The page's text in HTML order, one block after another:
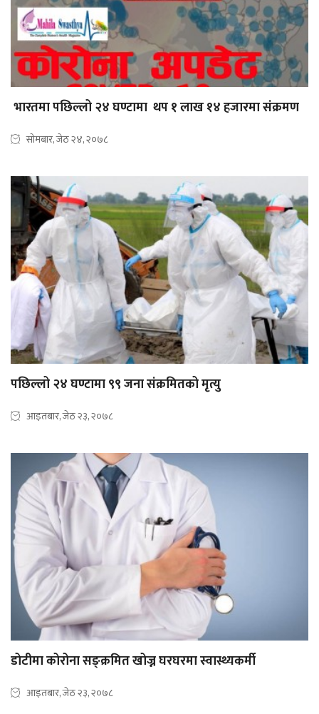
भारतमा पछिल्लो २४ घण्टामा थप १ लाख १४ हजारमा संक्रमण
सोमबार, जेठ २४, २०७८
पछिल्लो २४ घण्टामा ९९ जना संक्रमितको मृत्यु
आइतबार, जेठ २३, २०७८
डोटीमा कोरोना सङ्क्रमित खोज्न घरघरमा स्वास्थ्यकर्मी
आइतबार, जेठ २३, २०७८